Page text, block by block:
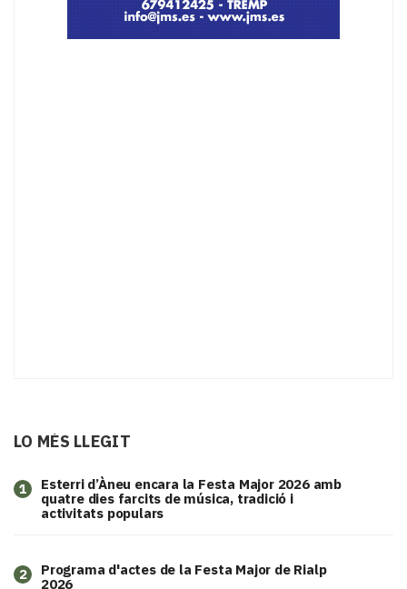
LO MÉS LLEGIT
1
Esterri d’Àneu encara la Festa Major 2026 amb
quatre dies farcits de música, tradició i
activitats populars
2
Programa d'actes de la Festa Major de Rialp
2026